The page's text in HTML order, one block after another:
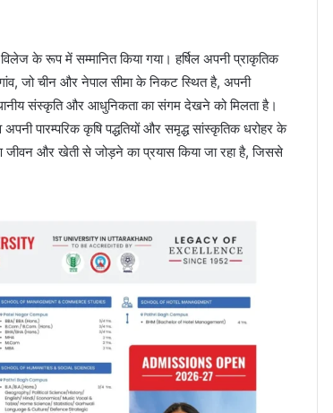
के रूप में सम्मानित किया गया। हर्षिल अपनी प्राकृतिक
जो चीन और नेपाल सीमा के निकट स्थित है, अपनी
संस्कृति और आधुनिकता का संगम देखने को मिलता है।
पारम्परिक कृषि पद्धतियों और समृद्ध सांस्कृतिक धरोहर के
जीवन और खेती से जोड़ने का प्रयास किया जा रहा है, जिससे